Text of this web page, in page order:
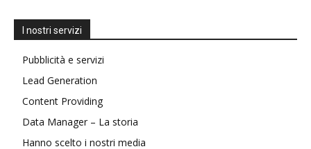
I nostri servizi
Pubblicità e servizi
Lead Generation
Content Providing
Data Manager – La storia
Hanno scelto i nostri media